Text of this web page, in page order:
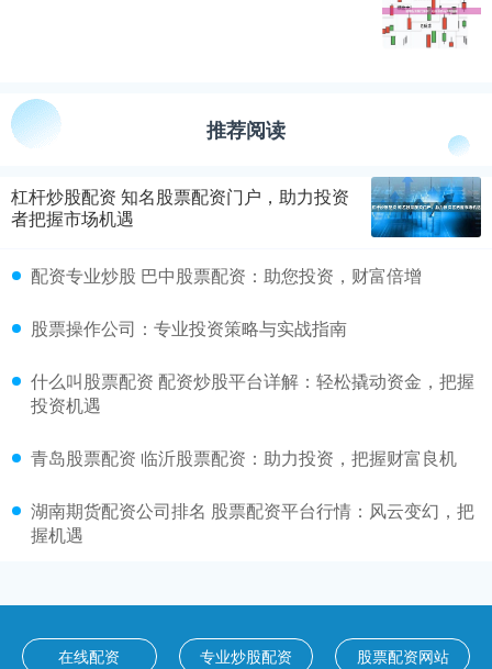
推荐阅读
杠杆炒股配资 知名股票配资门户，助力投资
者把握市场机遇
配资专业炒股 巴中股票配资：助您投资，财富倍增
股票操作公司：专业投资策略与实战指南
什么叫股票配资 配资炒股平台详解：轻松撬动资金，把握
投资机遇
青岛股票配资 临沂股票配资：助力投资，把握财富良机
湖南期货配资公司排名 股票配资平台行情：风云变幻，把
握机遇
在线配资 专业炒股配资 股票配资网站